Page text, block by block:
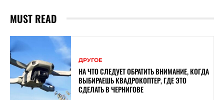
MUST READ
ДРУГОЕ
НА ЧТО СЛЕДУЕТ ОБРАТИТЬ ВНИМАНИЕ, КОГДА
ВЫБИРАЕШЬ КВАДРОКОПТЕР, ГДЕ ЭТО
СДЕЛАТЬ В ЧЕРНИГОВЕ